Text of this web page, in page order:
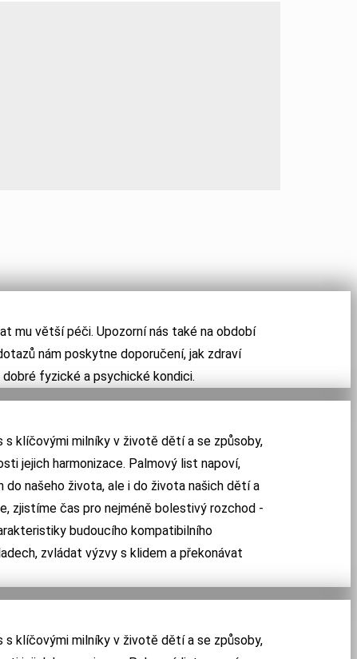
mu větší péči. Upozorní nás také na období
nám poskytne doporučení, jak zdraví
fyzické a psychické kondici.
s klíčovými milníky v životě dětí a se způsoby,
jejich harmonizace. Palmový list napoví,
našeho života, ale i do života našich dětí a
zjistíme čas pro nejméně bolestivý rozchod -
budoucího kompatibilního
zvládat výzvy s klidem a překonávat
s klíčovými milníky v životě dětí a se způsoby,